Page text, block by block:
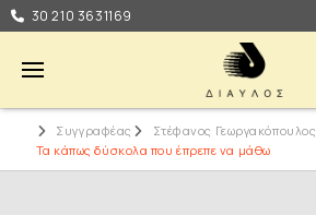
30 210 3631169
Συγγραφέας
Στέφανος Γεωργακόπουλος
Τα κάπως δύσκολα που έπρεπε να μάθω